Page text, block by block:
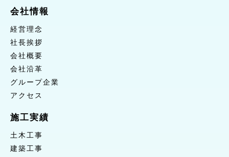
会社概要
会社沿革
グループ企業
アクセス
施工実績
土木工事
自然環境整備
お問合せ
会社情報
経営理念
社長挨拶
会社概要
会社沿革
グループ企業
アクセス
施工実績
土木工事
建築工事